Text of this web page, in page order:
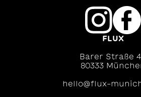
FLUX
Barer Straße
80333
hello@flux-